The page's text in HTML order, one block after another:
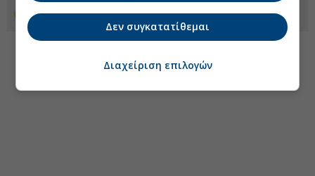
Προσθέστε το euro2day.gr στο Discover
Δεν συγκατατίθεμαι
Διαχείριση επιλογών